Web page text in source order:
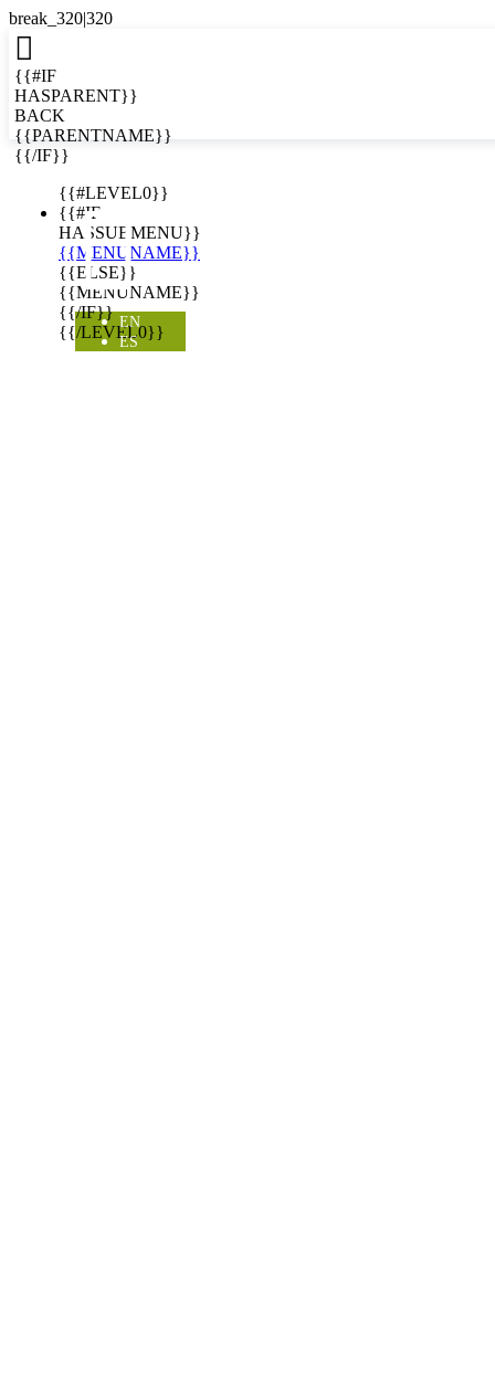

{{#IF
HASPARENT}}
BACK
{{PARENTNAME}}
{{/IF}}
{{#LEVEL0}}
{{#IF
HASSUBMENU}}
{{MENUNAME}}
{{ELSE}}
{{MENUNAME}}
{{/IF}}
{{/LEVEL0}}

EN
ES